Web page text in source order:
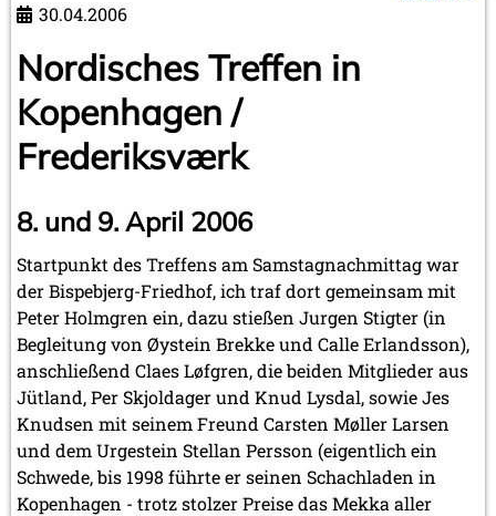
30.04.2006
Nordisches Treffen in
Kopenhagen /
Frederiksværk
8. und 9. April 2006
Startpunkt des Treffens am Samstagnachmittag war
der Bispebjerg-Friedhof, ich traf dort gemeinsam mit
Peter Holmgren ein, dazu stießen Jurgen Stigter (in
Begleitung von Øystein Brekke und Calle Erlandsson),
anschließend Claes Løfgren, die beiden Mitglieder aus
Jütland, Per Skjoldager und Knud Lysdal, sowie Jes
Knudsen mit seinem Freund Carsten Møller Larsen
und dem Urgestein Stellan Persson (eigentlich ein
Schwede, bis 1998 führte er seinen Schachladen in
Kopenhagen - trotz stolzer Preise das Mekka aller